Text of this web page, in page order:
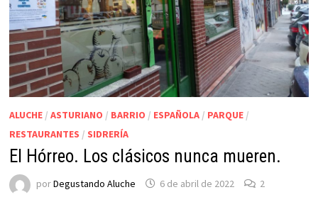
ALUCHE/ ASTURIANO / BARRIO / ESPAÑOLA/ PARQUE/
RESTAURANTES / SIDRERÍA
El Hórreo. Los clásicos nunca mueren.
porDegustando Aluche 6 de abril de 2022 2